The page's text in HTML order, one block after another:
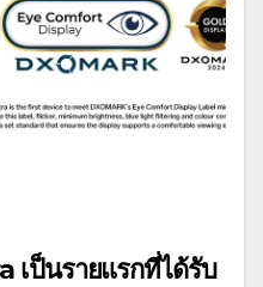
เป็นรายแรกที่ได้รับ